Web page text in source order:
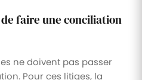
de faire une conciliation
ne doivent pas passer
Pour ces litiges, la